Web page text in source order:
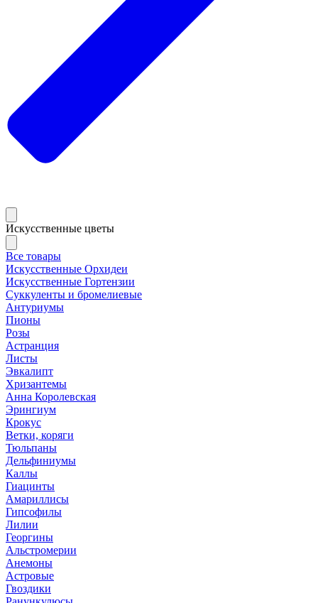
Искусственные цветы
Все товары
Искусственные Орхидеи
Искусственные Гортензии
Суккуленты и бромелиевые
Антуриумы
Пионы
Розы
Астранция
Листы
Эвкалипт
Хризантемы
Анна Королевская
Эрингиум
Крокус
Ветки, коряги
Тюльпаны
Дельфиниумы
Каллы
Гиацинты
Амариллисы
Гипсофилы
Лилии
Георгины
Альстромерии
Анемоны
Астровые
Гвоздики